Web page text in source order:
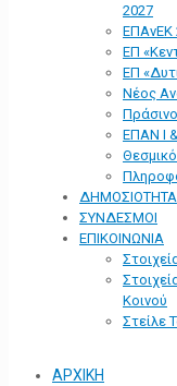
2027
ΕΠΑνΕΚ
ΕΠ
ΕΠ
Νέος
ΕΠΑΝ Ι
ΔΗΜΟΣΙΟΤΗΤΑ
ΣΥΝΔΕΣΜΟΙ
ΕΠΙΚΟΙΝΩΝΙΑ
Κοινού
Στείλε
ΑΡΧΙΚΗ